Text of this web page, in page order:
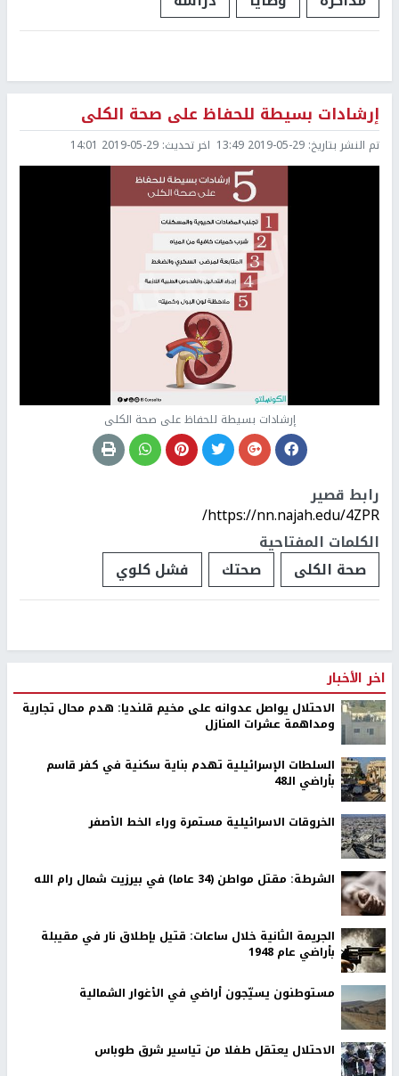
إرشادات بسيطة للحفاظ على صحة الكلى
تم النشر بتاريخ: 2019-05-29 13:49 اخر تحديث: 2019-05-29 14:01
إرشادات بسيطة للحفاظ على صحة الكلى
رابط قصير
https://nn.najah.edu/4ZPR/
الكلمات المفتاحية
صحة الكلى
صحتك فشل كلوي
اخر الأخبار
الاحتلال يواصل عدوانه على مخيم قلنديا: هدم محال تجارية
ومداهمة عشرات المنازل
السلطات الإسرائيلية تهدم بناية سكنية في كفر قاسم
بأراضي الـ48
الخروقات الاسرائيلية مستمرة وراء الخط الأصفر
الشرطة: مقتل مواطن (34 عاما) في بيرزيت شمال رام الله
الجريمة الثانية خلال ساعات: قتيل بإطلاق نار في مقيبلة
بأراضي عام 1948
مستوطنون يسيّجون أراضي في الأغوار الشمالية
الاحتلال يعتقل طفلا من تياسير شرق طوباس